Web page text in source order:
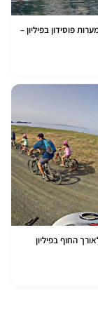
פוסידון בפיליון –
החוף בפיליון